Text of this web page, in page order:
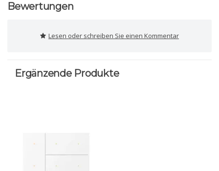
Bewertungen
Lesen oder schreiben Sie einen Kommentar
Ergänzende Produkte